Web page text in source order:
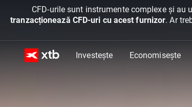
CFD-urile sunt instrumente complexe și
tranzacționează CFD-uri cu acest furnizor. Ar
Investește Economisește